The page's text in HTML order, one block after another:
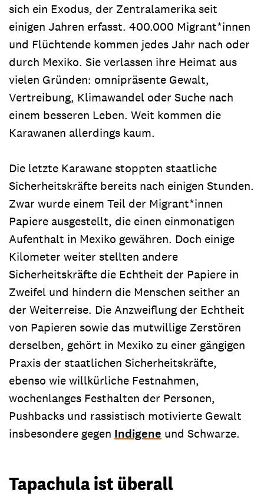
sich ein Exodus, der Zentralamerika seit
einigen Jahren erfasst. 400.000 Migrant*innen
und Flüchtende kommen jedes Jahr nach oder
durch Mexiko. Sie verlassen ihre Heimat aus
vielen Gründen: omnipräsente Gewalt,
Vertreibung, Klimawandel oder Suche nach
einem besseren Leben. Weit kommen die
Karawanen allerdings kaum.
Die letzte Karawane stoppten staatliche
Sicherheitskräfte bereits nach einigen Stunden.
Zwar wurde einem Teil der Migrant*innen
Papiere ausgestellt, die einen einmonatigen
Aufenthalt in Mexiko gewähren. Doch einige
Kilometer weiter stellten andere
Sicherheitskräfte die Echtheit der Papiere in
Zweifel und hindern die Menschen seither an
der Weiterreise. Die Anzweiflung der Echtheit
von Papieren sowie das mutwillige Zerstören
derselben, gehört in Mexiko zu einer gängigen
Praxis der staatlichen Sicherheitskräfte,
ebenso wie willkürliche Festnahmen,
wochenlanges Festhalten der Personen,
Pushbacks und rassistisch motivierte Gewalt
insbesondere gegen Indigene und Schwarze.
Tapachula ist überall